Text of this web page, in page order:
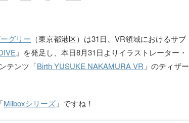
グリー （東京都港区）は31日、VR領域におけるサブ
』を発足し、本日8月31日よりイラストレーター・
テンツ「Birth YUSUKE NAKAMURA VR 」のティザー
Milboxシリーズ 」ですね！